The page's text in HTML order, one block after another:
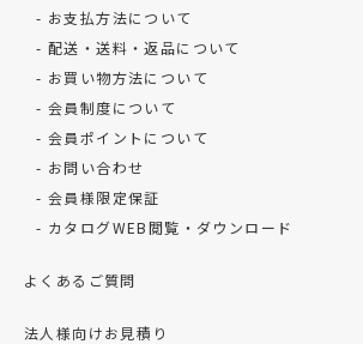
お支払方法について
配送・送料・返品について
お買い物方法について
会員制度について
会員ポイントについて
お問い合わせ
会員様限定保証
カタログWEB閲覧・ダウンロード
よくあるご質問
法人様向けお見積り